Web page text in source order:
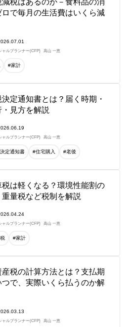
減税はあるのか－食料品の消
ロで毎月の生活費はいくら減
ャルプランナー(CFP) 高山 一恵
#家計
定通知書とは？届く時期・
見方を解説
ャルプランナー(CFP) 高山 一恵
定通知書 #住宅購入 #老後
税は軽くなる？環境性能割の
重量税など税制を解説
ャルプランナー(CFP) 高山 一恵
#家計
産税の計算方法とは？支払期
つで、実際いくら払うのか解
ャルプランナー(CFP) 高山 一恵